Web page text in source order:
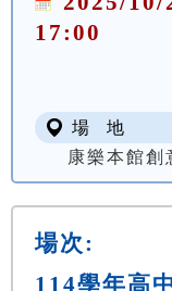
17:00
場 地
康樂本館創
場次:
114學年高